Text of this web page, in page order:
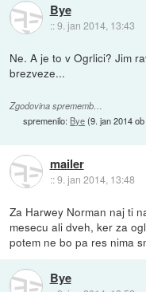
Bye
::9. jan 2014, 13:43
Ne. A je to v Ogrlici? Jim
brezveze...
Zgodovina sprememb…
spremenilo: Bye(9. jan 2014
mailer
::9. jan 2014, 13:48
Za Harwey Norman naj ti
mesecu ali dveh, ker za
potem ne bo pa res nima
Bye